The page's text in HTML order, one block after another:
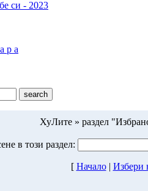
си - 2023
р а
ХуЛите » раздел
в този раздел:
[ Начало| Избeри